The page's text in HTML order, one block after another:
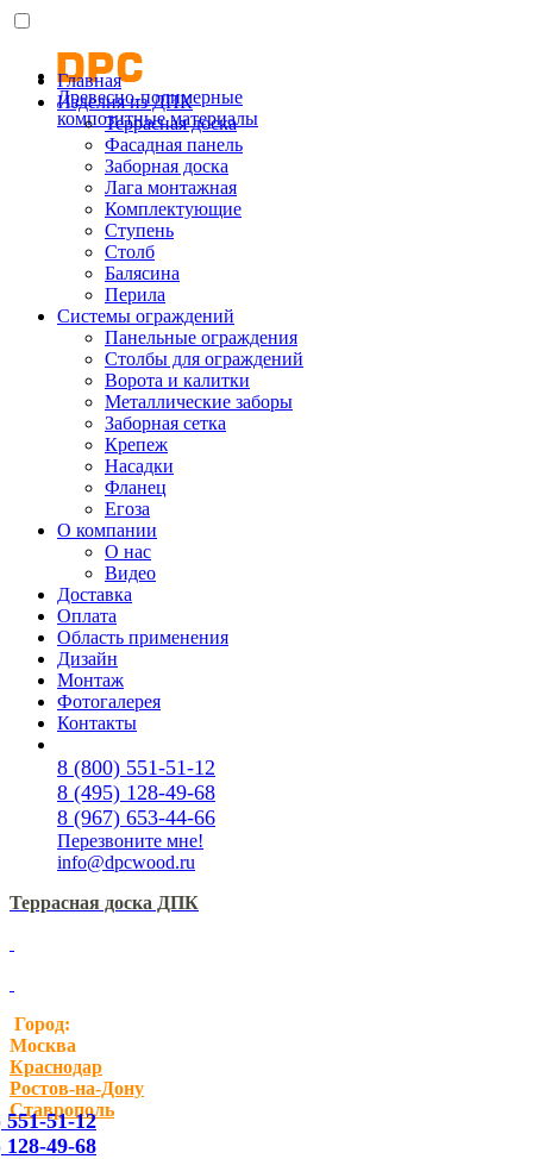
Древесно-полимерные
композитные материалы
Главная
Изделия из ДПК
Террасная доска
Фасадная панель
Заборная доска
Лага монтажная
Комплектующие
Ступень
Столб
Балясина
Перила
Системы ограждений
Панельные ограждения
Столбы для ограждений
Ворота и калитки
Металлические заборы
Заборная сетка
Крепеж
Насадки
Фланец
Егоза
О компании
О нас
Видео
Доставка
Оплата
Область применения
Дизайн
Монтаж
Фотогалерея
Контакты
8 (800) 551-51-12
8 (495) 128-49-68
8 (967) 653-44-66
Перезвоните мне!
info@dpcwood.ru
Террасная доска ДПК
Город:
Москва
Краснодар
Ростов-на-Дону
Ставрополь
551-51-12
128-49-68